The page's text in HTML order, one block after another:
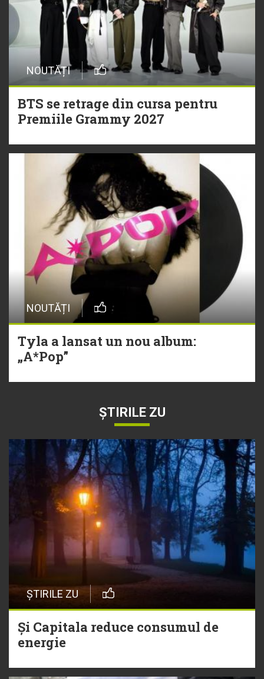
NOUTĂȚI
BTS se retrage din cursa pentru
Premiile Grammy 2027
NOUTĂȚI
Tyla a lansat un nou album:
„A*Pop”
ȘTIRILE ZU
ȘTIRILE ZU
Și Capitala reduce consumul de
energie